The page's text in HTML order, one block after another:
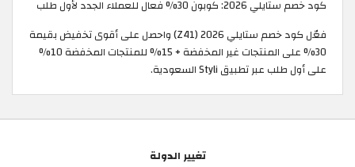
كود خصم ستايلي 2026: كوبون 30% فعال للعملاء الجدد لأول طلب
فعّل كود خصم ستايلي 2026 (Z41) واحصل على أقوى تخفيض بقيمة
30% على المنتجات غير المخفضة + 15% للمنتجات المخفضة 10%
على أول طلب عبر تطبيق Styli السعودية.
تغيير الدولة